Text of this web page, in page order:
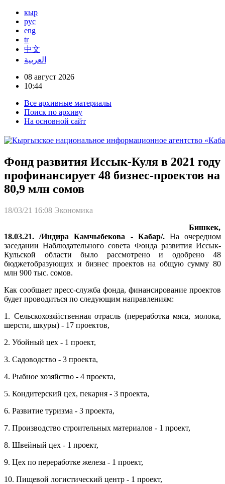
кыр
рус
eng
tr
中文
العربية
08 август 2026
10:44
Все архивные материалы
Поиск по архиву
На основной сайт
Фонд развития Иссык-Куля в 2021 году
профинансирует 48 бизнес-проектов на
80,9 млн сомов
18/03/21 16:08 Экономика
Бишкек,
18.03.21. /Индира Камчыбекова - Кабар/.На очередном
заседании Наблюдательного совета Фонда развития Иссык-
Кульской области было рассмотрено и одобрено 48
бюджетобразующих и бизнес проектов на общую сумму 80
млн 900 тыс. сомов.
Как сообщает пресс-служба фонда, финансирование проектов
будет проводиться по следующим направлениям:
1. Сельскохозяйственная отрасль (переработка мяса, молока,
шерсти, шкуры) - 17 проектов,
2. Убойный цех - 1 проект,
3. Садоводство - 3 проекта,
4. Рыбное хозяйство - 4 проекта,
5. Кондитерский цех, пекарня - 3 проекта,
6. Развитие туризма - 3 проекта,
7. Производство строительных материалов - 1 проект,
8. Швейный цех - 1 проект,
9. Цех по переработке железа - 1 проект,
10. Пищевой логистический центр - 1 проект,